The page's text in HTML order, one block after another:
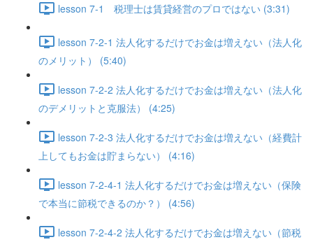
lesson 7-1 税理士は賃貸経営のプロではない (3:31)
lesson 7-2-1 法人化するだけでお金は増えない（法人化
のメリット） (5:40)
lesson 7-2-2 法人化するだけでお金は増えない（法人化
のデメリットと克服法） (4:25)
lesson 7-2-3 法人化するだけでお金は増えない（経費計
上してもお金は貯まらない） (4:16)
lesson 7-2-4-1 法人化するだけでお金は増えない（保険
で本当に節税できるのか？） (4:56)
lesson 7-2-4-2 法人化するだけでお金は増えない（節税